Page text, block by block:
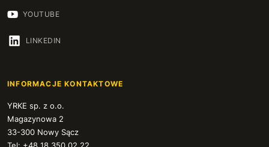
YOUTUBE
LINKEDIN
INFORMACJE KONTAKTOWE
YRKE sp. z o.o.
Magazynowa 2
33-300 Nowy Sącz